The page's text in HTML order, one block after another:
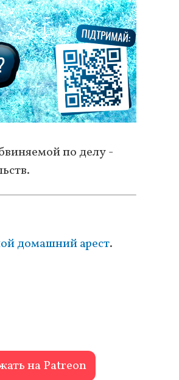
по делу -
домашний арест.
на Patreon